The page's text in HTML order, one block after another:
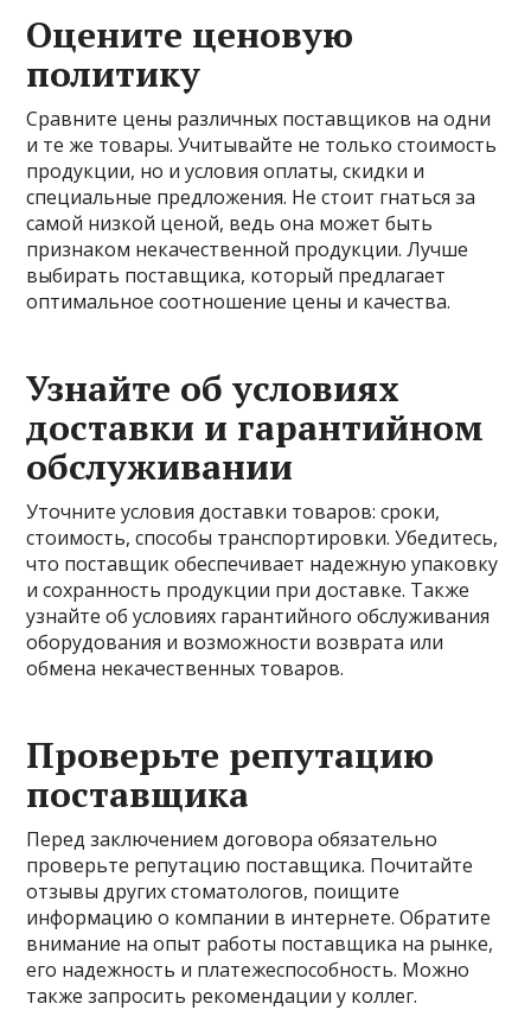
Оцените ценовую
политику
Сравните цены различных поставщиков на одни
и те же товары. Учитывайте не только стоимость
продукции, но и условия оплаты, скидки и
специальные предложения. Не стоит гнаться за
самой низкой ценой, ведь она может быть
признаком некачественной продукции. Лучше
выбирать поставщика, который предлагает
оптимальное соотношение цены и качества.
Узнайте об условиях
доставки и гарантийном
обслуживании
Уточните условия доставки товаров: сроки,
стоимость, способы транспортировки. Убедитесь,
что поставщик обеспечивает надежную упаковку
и сохранность продукции при доставке. Также
узнайте об условиях гарантийного обслуживания
оборудования и возможности возврата или
обмена некачественных товаров.
Проверьте репутацию
поставщика
Перед заключением договора обязательно
проверьте репутацию поставщика. Почитайте
отзывы других стоматологов, поищите
информацию о компании в интернете. Обратите
внимание на опыт работы поставщика на рынке,
его надежность и платежеспособность. Можно
также запросить рекомендации у коллег.